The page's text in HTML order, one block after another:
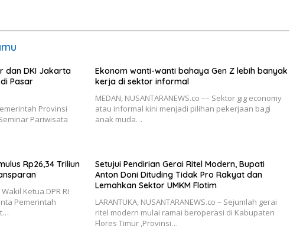
dan DKI Jakarta
Pasar
Provinsi
Pariwisata
Ekonom wanti-wanti bahaya Gen Z lebih banyak
kerja di sektor informal
MEDAN, NUSANTARANEWS.co –– Sektor gig economy
atau informal kini menjadi pilihan pekerjaan bagi
anak muda…
Rp26,34 Triliun
Wakil Ketua DPR RI
Pemerintah
Setujui Pendirian Gerai Ritel Modern, Bupati
Anton Doni Dituding Tidak Pro Rakyat dan
Lemahkan Sektor UMKM Flotim
LARANTUKA, NUSANTARANEWS.co – Sejumlah gerai
ritel modern mulai ramai beroperasi di Kabupaten
Flores Timur ,Provinsi…